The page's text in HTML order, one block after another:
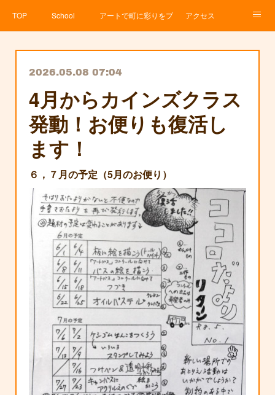
TOP School アートで町に彩りをプロジェクト
アクセス
2026.05.08 07:04
4月からカインズクラス
発動！お便りも復活し
ます！
６，７月の予定（5月のお便り）